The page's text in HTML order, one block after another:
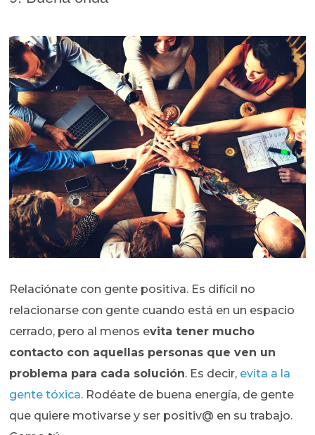
Relaciónate con gente positiva. Es difícil no
relacionarse con gente cuando está en un espacio
cerrado, pero al menos evita tener mucho
contacto con aquellas personas que ven un
problema para cada solución. Es decir, evita a la
gente tóxica. Rodéate de buena energía, de gente
que quiere motivarse y ser positiv@ en su trabajo.